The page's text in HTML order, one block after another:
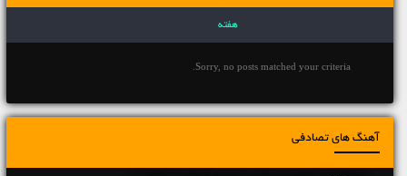
هفته
Sorry, no posts matched your criteria.
آهنگ های تصادفی